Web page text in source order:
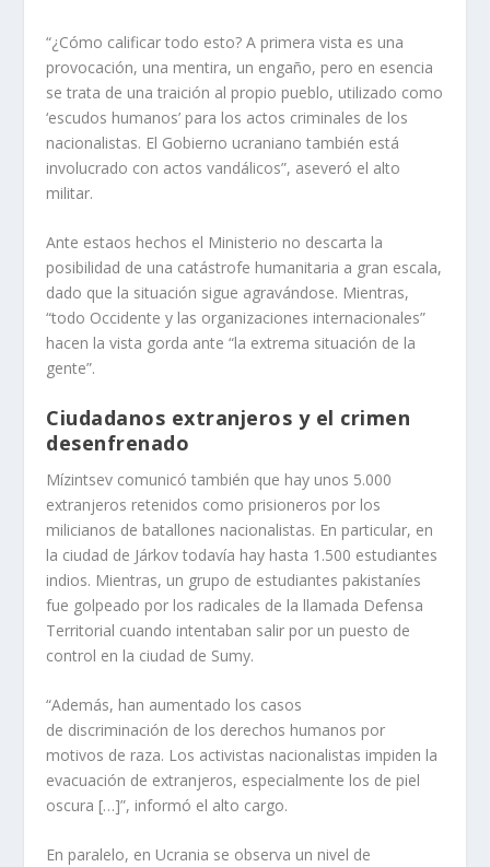
“¿Cómo calificar todo esto? A primera vista es una
provocación, una mentira, un engaño, pero en esencia
se trata de una traición al propio pueblo, utilizado como
‘escudos humanos’ para los actos criminales de los
nacionalistas. El Gobierno ucraniano también está
involucrado con actos vandálicos”, aseveró el alto
militar.
Ante estaos hechos el Ministerio no descarta la
posibilidad de una catástrofe humanitaria a gran escala,
dado que la situación sigue agravándose. Mientras,
“todo Occidente y las organizaciones internacionales”
hacen la vista gorda ante “la extrema situación de la
gente”.
Ciudadanos extranjeros y el crimen
desenfrenado
Mízintsev comunicó también que hay unos 5.000
extranjeros retenidos como prisioneros por los
milicianos de batallones nacionalistas. En particular, en
la ciudad de Járkov todavía hay hasta 1.500 estudiantes
indios. Mientras, un grupo de estudiantes pakistaníes
fue golpeado por los radicales de la llamada Defensa
Territorial cuando intentaban salir por un puesto de
control en la ciudad de Sumy.
“Además, han aumentado los casos
de discriminación de los derechos humanos por
motivos de raza. Los activistas nacionalistas impiden la
evacuación de extranjeros, especialmente los de piel
oscura […]”, informó el alto cargo.
En paralelo, en Ucrania se observa un nivel de